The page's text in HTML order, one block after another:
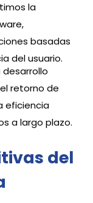
la
basadas
del usuario.
desarrollo
retorno de
eficiencia
a largo plazo.
del